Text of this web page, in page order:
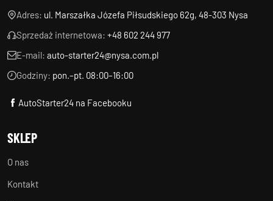
Adres: ul. Marszałka Józefa Piłsudskiego 62g, 48-303 Nysa
Sprzedaż internetowa: +48 602 244 977
E-mail: auto-starter24@nysa.com.pl
Godziny: pon.–pt. 08:00–16:00
AutoStarter24 na Facebooku
SKLEP
O nas
Kontakt